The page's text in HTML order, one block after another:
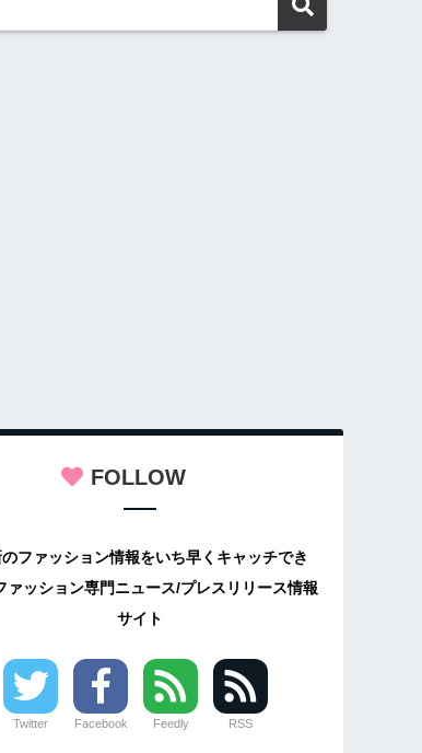
FOLLOW
ファッション情報をいち早くキャッチでき
ァッション専門ニュース/プレスリリース情報
サイト
Twitter Facebook Feedly RSS